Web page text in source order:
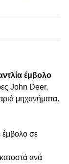
έμβολο
John Deer,
μηχανήματα.
έμβολο σε
ανά